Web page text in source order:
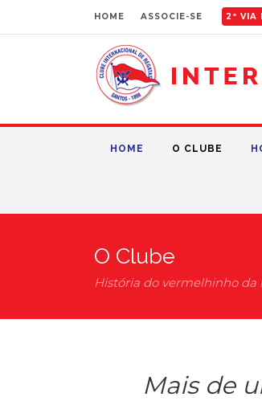
HOME ASSOCIE-SE 2ª VIA
HOME O CLUBE
O Clube
História do vermelhinho da
Mais de